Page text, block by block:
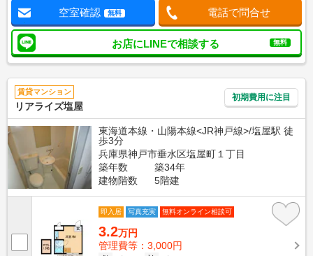
空室確認 無料 電話で問合せ
お店にLINEで相談する 無料
賃貸マンション
リアライズ塩屋
初期費用に注目
東海道本線・山陽本線<JR神戸線>/塩屋駅 徒
歩3分
兵庫県神戸市垂水区塩屋町１丁目
築年数
築34年
建物階数
5階建
即入居 写真充実 無料オンライン相談可
3.2万円
管理費等：3,000円